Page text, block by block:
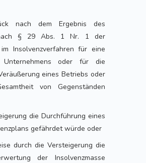
nach dem Ergebnis des
nach § 29 Abs. 1 Nr. 1 der
Insolvenzverfahren für eine
Unternehmens oder für die
eines Betriebs oder
von Gegenständen
die Durchführung eines
gefährdet würde oder
durch die Versteigerung die
der Insolvenzmasse